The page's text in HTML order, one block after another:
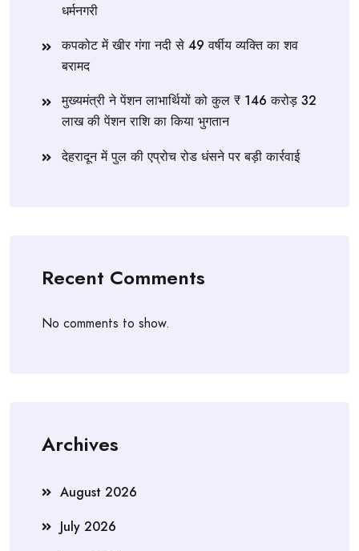
धर्मनगरी
कपकोट में खीर गंगा नदी से 49 वर्षीय व्यक्ति का शव
बरामद
मुख्यमंत्री ने पेंशन लाभार्थियों को कुल ₹ 146 करोड़ 32
लाख की पेंशन राशि का किया भुगतान
देहरादून में पुल की एप्रोच रोड धंसने पर बड़ी कार्रवाई
Recent Comments
No comments to show.
Archives
August 2026
July 2026